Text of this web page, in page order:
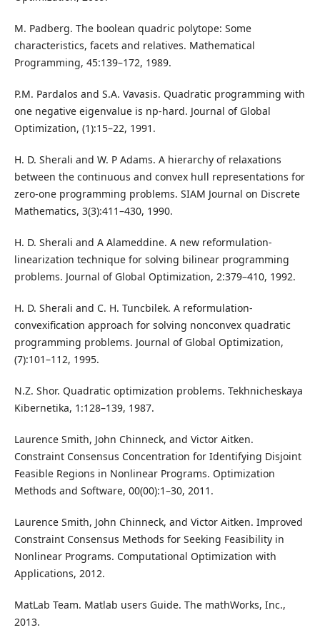
M. Padberg. The boolean quadric polytope: Some
characteristics, facets and relatives. Mathematical
Programming, 45:139–172, 1989.
P.M. Pardalos and S.A. Vavasis. Quadratic programming with
one negative eigenvalue is np-hard. Journal of Global
Optimization, (1):15–22, 1991.
H. D. Sherali and W. P Adams. A hierarchy of relaxations
between the continuous and convex hull representations for
zero-one programming problems. SIAM Journal on Discrete
Mathematics, 3(3):411–430, 1990.
H. D. Sherali and A Alameddine. A new reformulation-
linearization technique for solving bilinear programming
problems. Journal of Global Optimization, 2:379–410, 1992.
H. D. Sherali and C. H. Tuncbilek. A reformulation-
convexification approach for solving nonconvex quadratic
programming problems. Journal of Global Optimization,
(7):101–112, 1995.
N.Z. Shor. Quadratic optimization problems. Tekhnicheskaya
Kibernetika, 1:128–139, 1987.
Laurence Smith, John Chinneck, and Victor Aitken.
Constraint Consensus Concentration for Identifying Disjoint
Feasible Regions in Nonlinear Programs. Optimization
Methods and Software, 00(00):1–30, 2011.
Laurence Smith, John Chinneck, and Victor Aitken. Improved
Constraint Consensus Methods for Seeking Feasibility in
Nonlinear Programs. Computational Optimization with
Applications, 2012.
MatLab Team. Matlab users Guide. The mathWorks, Inc.,
2013.